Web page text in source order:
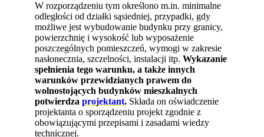
W rozporządzeniu tym określono m.in. minimalne
odległości od działki sąsiedniej, przypadki, gdy
możliwe jest wybudowanie budynku przy granicy,
powierzchnię i wysokość lub wyposażenie
poszczególnych pomieszczeń, wymogi w zakresie
nasłonecznia, szczelności, instalacji itp. Wykazanie
spełnienia tego warunku, a także innych
warunków przewidzianych prawem do
wolnostojących budynków mieszkalnych
potwierdzaprojektant. Składa on oświadczenie
projektanta o sporządzeniu projekt zgodnie z
obowiązującymi przepisami i zasadami wiedzy
technicznej.